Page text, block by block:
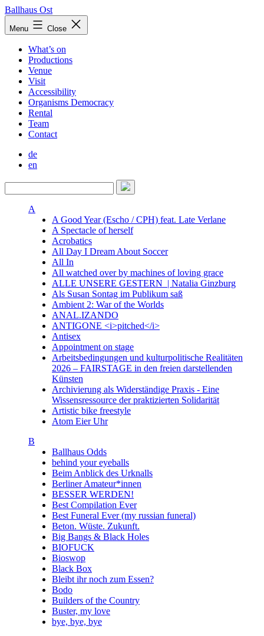
Skip
to
content
Ballhaus Ost
Ballhaus
Ost
Menu Close
What’s on
Productions
Venue
Visit
Accessibility
Organisms Democracy
Rental
Team
Contact
de
en
A
A Good Year (Escho / CPH) feat. Late Verlane
A Spectacle of herself
Acrobatics
All Day I Dream About Soccer
All In
All watched over by machines of loving grace
ALLE UNSERE GESTERN | Natalia Ginzburg
Als Susan Sontag im Publikum saß
Ambient 2: War of the Worlds
ANAL.IZANDO
ANTIGONE <i>pitched</i>
Antisex
Appointment on stage
Arbeitsbedingungen und kulturpolitische Realitäten
2026 – FAIRSTAGE in den freien darstellenden
Künsten
Archivierung als Widerständige Praxis - Eine
Wissensressource der praktizierten Solidarität
Artistic bike freestyle
Atom Eier Uhr
B
Ballhaus Odds
behind your eyeballs
Beim Anblick des Urknalls
Berliner Amateur*innen
BESSER WERDEN!
Best Compilation Ever
Best Funeral Ever (my russian funeral)
Beton. Wüste. Zukunft.
Big Bangs & Black Holes
BIOFUCK
Bioswop
Black Box
Bleibt ihr noch zum Essen?
Bodo
Builders of the Country
Buster, my love
bye, bye, bye